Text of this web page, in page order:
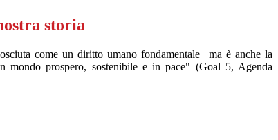
storia
come un diritto umano fondamentale ma è anche la
mondo prospero, sostenibile e in pace" (Goal 5, Agenda